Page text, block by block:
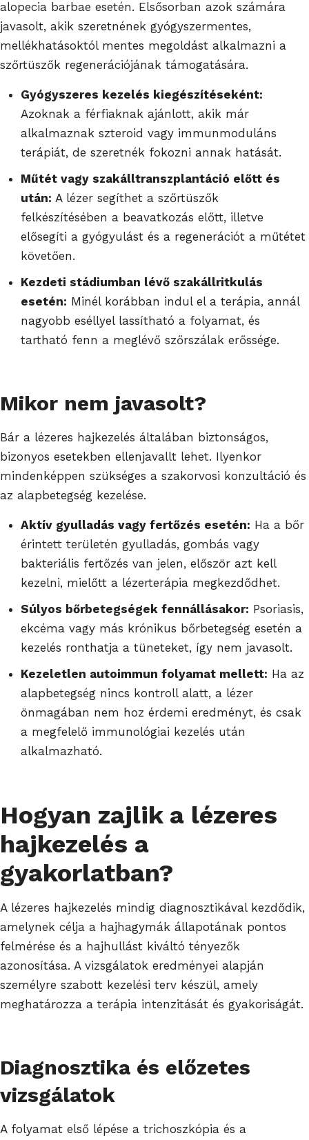
alopecia barbae esetén. Elsősorban azok számára
javasolt, akik szeretnének gyógyszermentes,
mellékhatásoktól mentes megoldást alkalmazni a
szőrtüszők regenerációjának támogatására.
Gyógyszeres kezelés kiegészítéseként:
Azoknak a férfiaknak ajánlott, akik már
alkalmaznak szteroid vagy immunmoduláns
terápiát, de szeretnék fokozni annak hatását.
Műtét vagy szakálltranszplantáció előtt és
után: A lézer segíthet a szőrtüszők
felkészítésében a beavatkozás előtt, illetve
elősegíti a gyógyulást és a regenerációt a műtétet
követően.
Kezdeti stádiumban lévő szakállritkulás
esetén: Minél korábban indul el a terápia, annál
nagyobb eséllyel lassítható a folyamat, és
tartható fenn a meglévő szőrszálak erőssége.
Mikor nem javasolt?
Bár a lézeres hajkezelés általában biztonságos,
bizonyos esetekben ellenjavallt lehet. Ilyenkor
mindenképpen szükséges a szakorvosi konzultáció és
az alapbetegség kezelése.
Aktív gyulladás vagy fertőzés esetén: Ha a bőr
érintett területén gyulladás, gombás vagy
bakteriális fertőzés van jelen, először azt kell
kezelni, mielőtt a lézerterápia megkezdődhet.
Súlyos bőrbetegségek fennállásakor: Psoriasis,
ekcéma vagy más krónikus bőrbetegség esetén a
kezelés ronthatja a tüneteket, így nem javasolt.
Kezeletlen autoimmun folyamat mellett: Ha az
alapbetegség nincs kontroll alatt, a lézer
önmagában nem hoz érdemi eredményt, és csak
a megfelelő immunológiai kezelés után
alkalmazható.
Hogyan zajlik a lézeres
hajkezelés a
gyakorlatban?
A lézeres hajkezelés mindig diagnosztikával kezdődik,
amelynek célja a hajhagymák állapotának pontos
felmérése és a hajhullást kiváltó tényezők
azonosítása. A vizsgálatok eredményei alapján
személyre szabott kezelési terv készül, amely
meghatározza a terápia intenzitását és gyakoriságát.
Diagnosztika és előzetes
vizsgálatok
A folyamat első lépése a trichoszkópia és a